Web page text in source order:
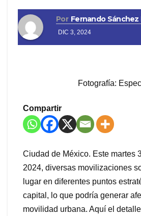
Por Fernando Sánchez
DIC 3, 2024
Fotografía:
Compartir
Ciudad de México. Este martes
2024, diversas movilizaciones
lugar en diferentes puntos
capital, lo que podría generar
movilidad urbana. Aquí el